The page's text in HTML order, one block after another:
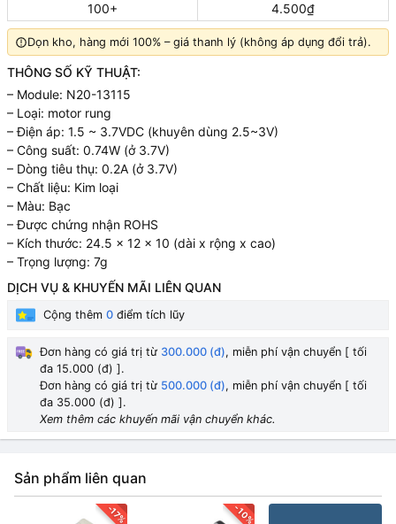
100+
4.500₫
Dọn kho, hàng mới 100% – giá thanh lý (không áp dụng đổi trả).
THÔNG SỐ KỸ THUẬT:
– Module: N20-13115
– Loại: motor rung
– Điện áp: 1.5 ~ 3.7VDC (khuyên dùng 2.5~3V)
– Công suất: 0.74W (ở 3.7V)
– Dòng tiêu thụ: 0.2A (ở 3.7V)
– Chất liệu: Kim loại
– Màu: Bạc
– Được chứng nhận ROHS
– Kích thước: 24.5 x 12 x 10 (dài x rộng x cao)
– Trọng lượng: 7g
DỊCH VỤ & KHUYẾN MÃI LIÊN QUAN
Cộng thêm 0 điểm tích lũy
Đơn hàng có giá trị từ 300.000 (đ), miễn phí vận chuyển [ tối
đa 15.000 (đ) ].
Đơn hàng có giá trị từ 500.000 (đ), miễn phí vận chuyển [ tối
đa 35.000 (đ) ].
Xem thêm các khuyến mãi vận chuyển khác.
Sản phẩm liên quan
-17% -10%